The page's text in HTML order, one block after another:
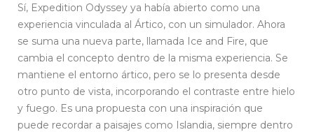
Sí, Expedition Odyssey ya había abierto como una
experiencia vinculada al Ártico, con un simulador. Ahora
se suma una nueva parte, llamada Ice and Fire, que
cambia el concepto dentro de la misma experiencia. Se
mantiene el entorno ártico, pero se lo presenta desde
otro punto de vista, incorporando el contraste entre hielo
y fuego. Es una propuesta con una inspiración que
puede recordar a paisajes como Islandia, siempre dentro